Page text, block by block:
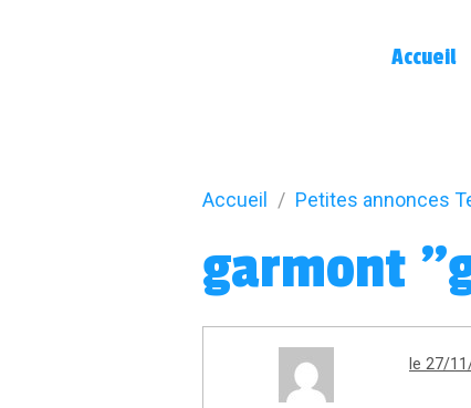
Accueil
Accueil Petites annonces
garmont
le 27/